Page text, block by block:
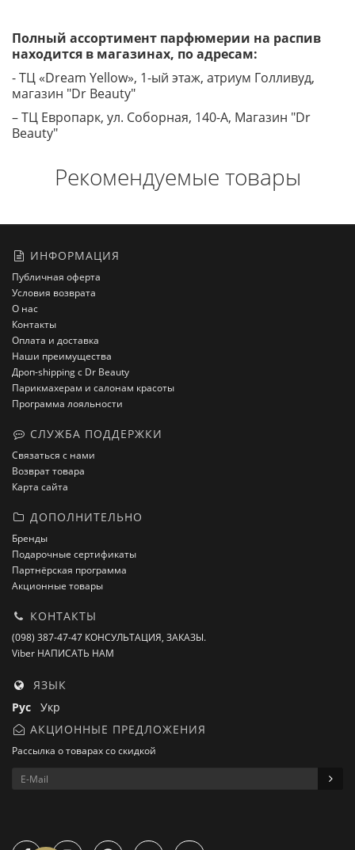
Полный ассортимент парфюмерии на распив
находится в магазинах, по адресам:
- ТЦ «Dream Yellow», 1-ый этаж, атриум Голливуд,
магазин "Dr Beauty"
– ТЦ Европарк, ул. Соборная, 140-A, Магазин "Dr
Beauty"
Рекомендуемые товары
ИНФОРМАЦИЯ
Публичная оферта
Условия возврата
О нас
Контакты
Оплата и доставка
Наши преимущества
Дроп-shipping с Dr Beauty
Парикмахерам и салонам красоты
Программа лояльности
СЛУЖБА ПОДДЕРЖКИ
Связаться с нами
Возврат товара
Карта сайта
ДОПОЛНИТЕЛЬНО
Бренды
Подарочные сертификаты
Партнёрская программа
Акционные товары
КОНТАКТЫ
(098) 387-47-47 КОНСУЛЬТАЦИЯ, ЗАКАЗЫ.
Viber НАПИСАТЬ НАМ
ЯЗЫК
Рус Укр
АКЦИОННЫЕ ПРЕДЛОЖЕНИЯ
Рассылка о товарах со скидкой